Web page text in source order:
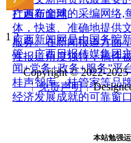
社遍布全球的采编网络,
体，快速、准确地提供
服务。在新闻报道方面
性报道角度独特，稿件
广西新闻网
广西新闻网是由国务院
管、广西日报传媒集团
闻+党务+政务+服务”平
桂声智库、桂管家等品
经济发展成就的可靠窗口
1 2
Copyright © 2022-2025
╎免责声明
本站勉强